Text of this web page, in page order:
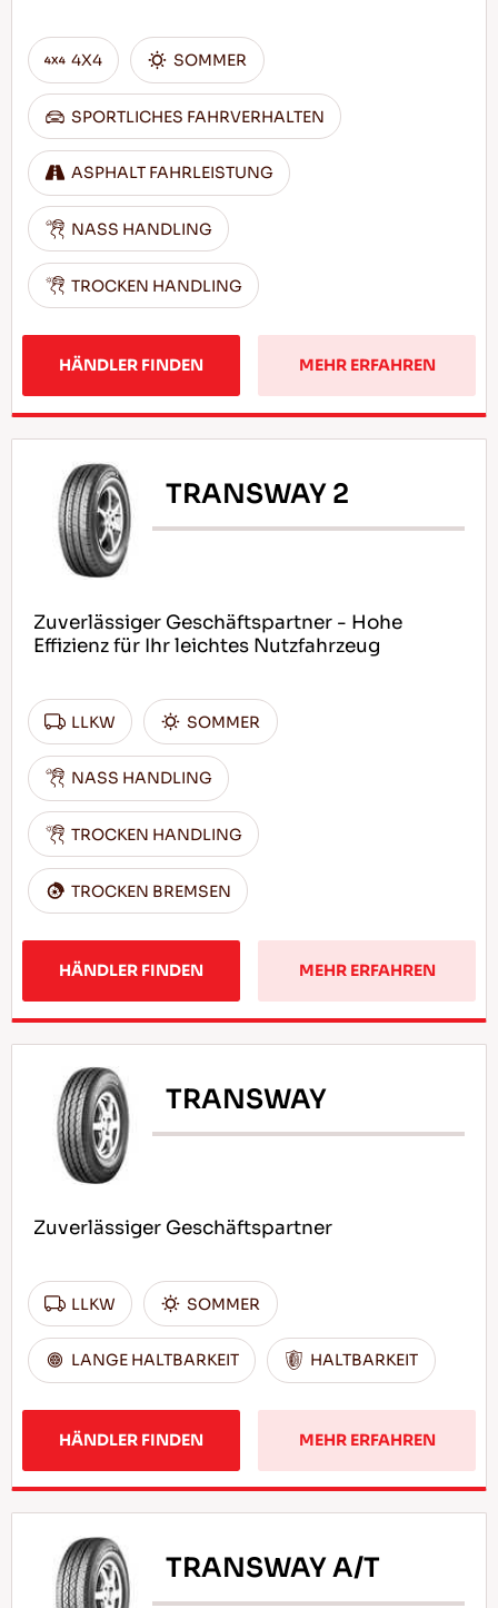
4X4 SOMMER
SPORTLICHES FAHRVERHALTEN
ASPHALT FAHRLEISTUNG
NASS HANDLING
TROCKEN HANDLING
HÄNDLER FINDEN MEHR ERFAHREN
TRANSWAY 2
Zuverlässiger Geschäftspartner - Hohe
Effizienz für Ihr leichtes Nutzfahrzeug
LLKW SOMMER
NASS HANDLING
TROCKEN HANDLING
TROCKEN BREMSEN
HÄNDLER FINDEN MEHR ERFAHREN
TRANSWAY
Zuverlässiger Geschäftspartner
LLKW SOMMER
LANGE HALTBARKEIT HALTBARKEIT
HÄNDLER FINDEN MEHR ERFAHREN
TRANSWAY A/T